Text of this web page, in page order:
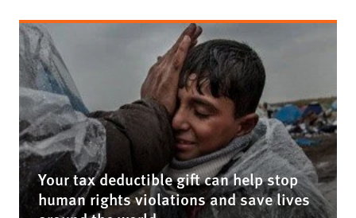
Your tax deductible gift can help stop
human rights violations and save lives